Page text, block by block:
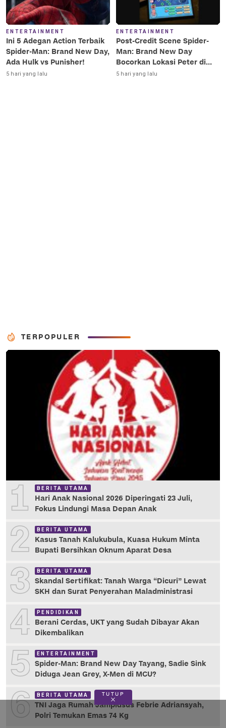
ENTERTAINMENT
Ini 5 Adegan Action Terbaik
Spider-Man: Brand New Day,
Ada Hulk vs Punisher!
5 hari yang lalu
ENTERTAINMENT
Post-Credit Scene Spider-
Man: Brand New Day
Bocorkan Lokasi Peter di
Luar Angkasa!
5 hari yang lalu
TERPOPULER
1 BERITA UTAMA
Hari Anak Nasional 2026 Diperingati 23 Juli,
Fokus Lindungi Masa Depan Anak
2 BERITA UTAMA
Kasus Tanah Kalukubula, Kuasa Hukum Minta
Bupati Bersihkan Oknum Aparat Desa
3 BERITA UTAMA
Skandal Sertifikat: Tanah Warga “Dicuri” Lewat
SKH dan Surat Penyerahan Maladministrasi
4 PENDIDIKAN
Berani Cerdas, UKT yang Sudah Dibayar Akan
Dikembalikan
5 ENTERTAINMENT
Spider-Man: Brand New Day Tayang, Sadie Sink
Diduga Jean Grey, X-Men di MCU?
6 BERITA UTAMA
TNI Jaga Rumah Jampidsus Febrie Adriansyah,
Polri Temukan Emas 74 Kg
TUTUP